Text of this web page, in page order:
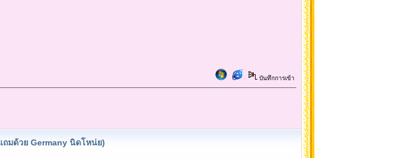
บันทึกการเข้า
มด้วย Germany นิดโหน่ย)